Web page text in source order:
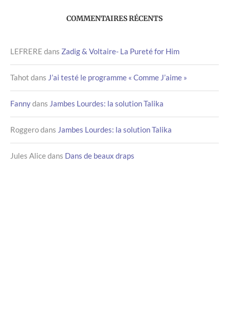
COMMENTAIRES RÉCENTS
LEFRERE dans Zadig & Voltaire- La Pureté for Him
Tahot dans J’ai testé le programme « Comme J’aime »
Fannydans Jambes Lourdes: la solution Talika
Roggerodans Jambes Lourdes: la solution Talika
Jules Alicedans Dans de beaux draps